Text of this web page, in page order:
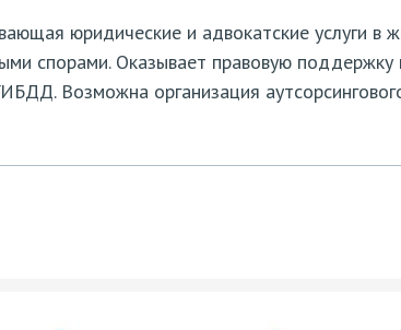
юридические и адвокатские услуги в
спорами. Оказывает правовую
Возможна организация